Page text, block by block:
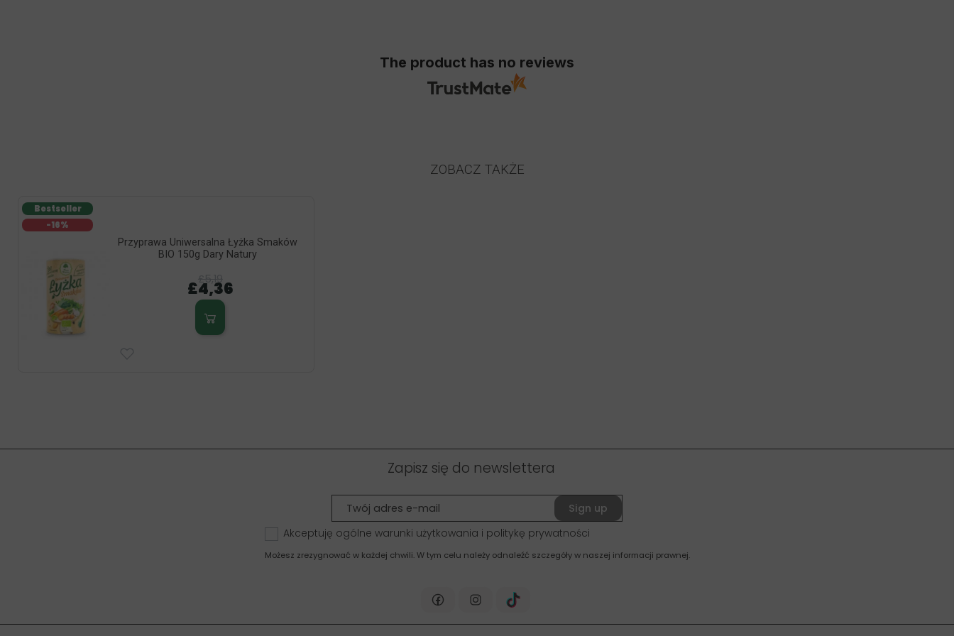
The product has no reviews
ZOBACZ TAKŻE
Przyprawa Uniwersalna Łyżka Smaków
BIO 150g Dary Natury
£4,36
-16%
Bestseller
Zapisz się do newslettera
Sign up
Akceptuję ogólne warunki użytkowania i politykę prywatności
Możesz zrezygnować w każdej chwili. W tym celu należy odnaleźć szczegóły w naszej informacji prawnej.